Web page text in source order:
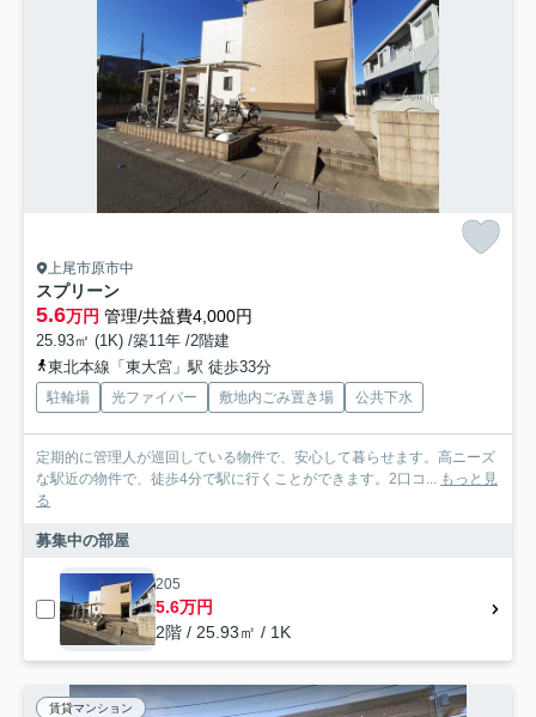
上尾市原市中
スプリーン
5.6万円 管理/共益費4,000円
25.93㎡ (1K) /築11年 /2階建
東北本線「東大宮」駅 徒歩33分
駐輪場 光ファイバー 敷地内ごみ置き場 公共下水
定期的に管理人が巡回している物件で、安心して暮らせます。高ニーズ
な駅近の物件で、徒歩4分で駅に行くことができます。2口コ... もっと見
る
募集中の部屋
205
5.6万円
2階 / 25.93㎡ / 1K
賃貸マンション